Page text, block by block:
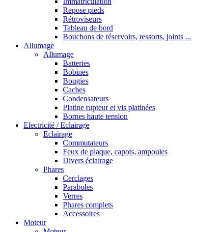
Repose pieds
Rétroviseurs
Tableau de bord
Bouchons de réservoirs, ressorts, joints ...
Allumage
Allumage
Batteries
Bobines
Bougies
Caches
Condensateurs
Platine rupteur et vis platinées
Bornes haute tension
Electricité / Eclairage
Eclairage
Commutateurs
Feux de plaque, capots, ampoules
Divers éclairage
Phares
Cerclages
Paraboles
Verres
Phares complets
Accessoires
Moteur